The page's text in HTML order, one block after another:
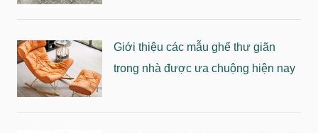
Giới thiệu các mẫu ghế thư giãn
trong nhà được ưa chuộng hiện nay